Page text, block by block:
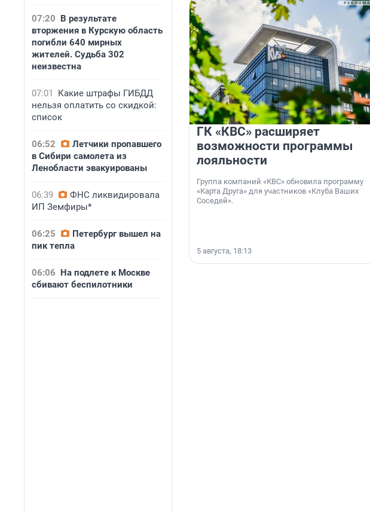
07:20 В результате
вторжения в Курскую область
погибли 640 мирных
жителей. Судьба 302
неизвестна
07:01
Какие штрафы ГИБДД
нельзя оплатить со скидкой:
список
06:52
Летчики пропавшего
в Сибири самолета из
Ленобласти эвакуированы
06:39
ФНС ликвидировала
ИП Земфиры*
06:25
Петербург вышел на
пик тепла
06:06 На подлете к Москве
сбивают беспилотники
ГК «КВС» расширяет
возможности программы
лояльности
Группа компаний «КВС» обновила программу
«Карта Друга» для участников «Клуба Ваших
Соседей».
5 августа, 18:13